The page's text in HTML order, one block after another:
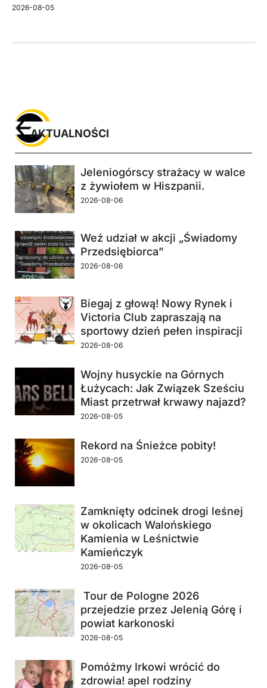
2026-08-05
Jeleniogórscy strażacy w walce
z żywiołem w Hiszpanii.
2026-08-06
Weź udział w akcji „Świadomy
Przedsiębiorca”
2026-08-06
Biegaj z głową! Nowy Rynek i
Victoria Club zapraszają na
sportowy dzień pełen inspiracji
2026-08-06
Wojny husyckie na Górnych
Łużycach: Jak Związek Sześciu
Miast przetrwał krwawy najazd?
2026-08-05
Rekord na Śnieżce pobity!
2026-08-05
Zamknięty odcinek drogi leśnej
w okolicach Walońskiego
Kamienia w Leśnictwie
Kamieńczyk
2026-08-05
Tour de Pologne 2026
przejedzie przez Jelenią Górę i
powiat karkonoski
2026-08-05
Pomóżmy Irkowi wrócić do
zdrowia! apel rodziny
AKTUALNOŚCI